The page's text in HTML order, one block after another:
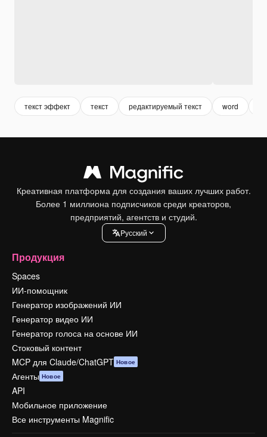
текст эффект текст редактируемый текст word
Креативная платформа для создания ваших лучших работ.
Более 1 миллиона подписчиков среди креаторов,
предприятий, агентств и студий.
Pусский
Продукция
Spaces
ИИ-помощник
Генератор изображений ИИ
Генератор видео ИИ
Генератор голоса на основе ИИ
Стоковый контент
MCP для Claude/ChatGPT Новое
Агенты Новое
API
Мобильное приложение
Все инструменты Magnific